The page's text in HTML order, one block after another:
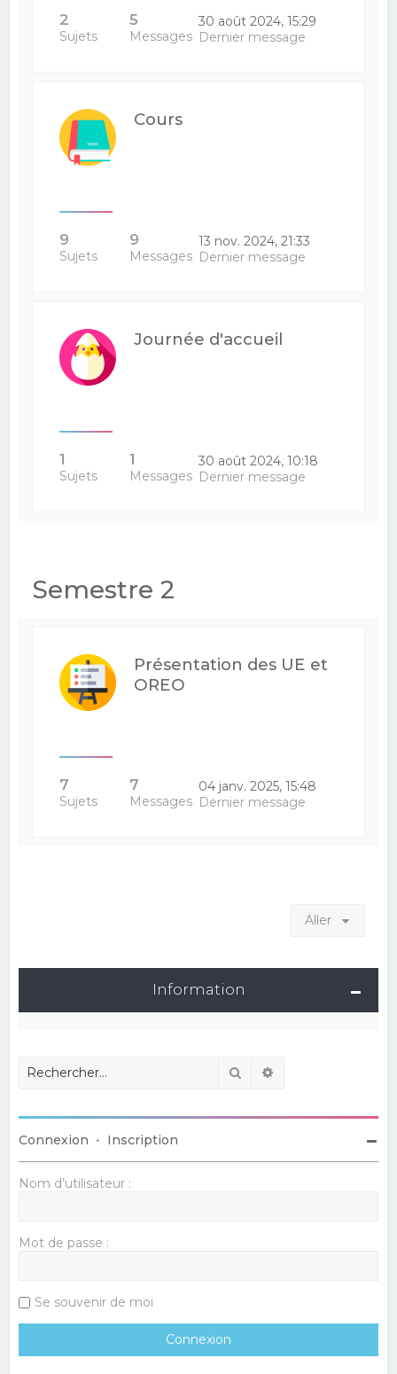
2
Sujets
5
Messages
30 août 2024, 15:29
Dernier message
Cours
9
Sujets
9
Messages
13 nov. 2024, 21:33
Dernier message
Journée d'accueil
1
Sujets
1
Messages
30 août 2024, 10:18
Dernier message
Semestre 2
Présentation des UE et
OREO
7
Sujets
7
Messages
04 janv. 2025, 15:48
Dernier message
Aller
Information
Rechercher
Connexion • Inscription
Nom d’utilisateur :
Mot de passe :
Se souvenir de moi